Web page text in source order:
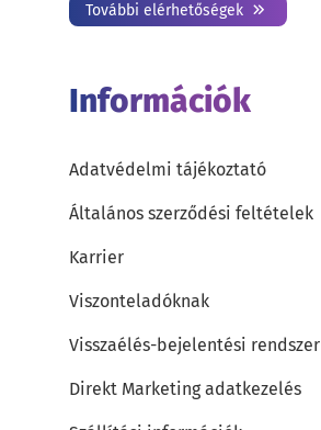
További elérhetőségek
Információk
Adatvédelmi tájékoztató
Általános szerződési feltételek
Karrier
Viszonteladóknak
Visszaélés-bejelentési rendszer
Direkt Marketing adatkezelés